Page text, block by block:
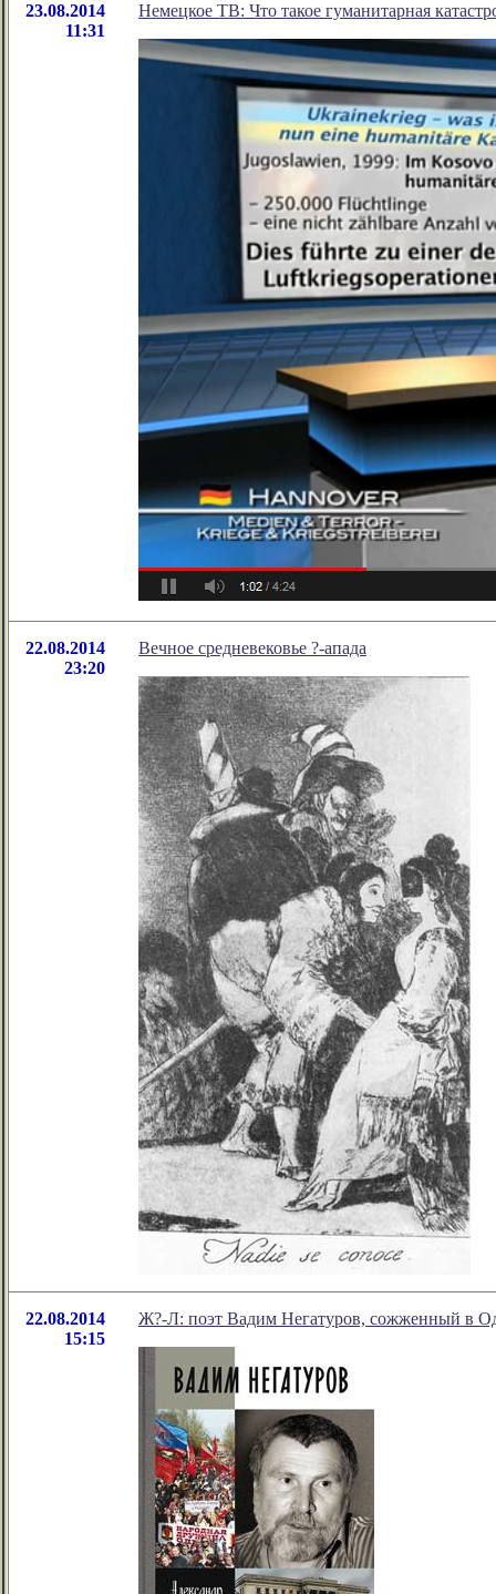
23.08.2014
11:31
Немецкое ТВ: Что такое гуманитарная
22.08.2014
23:20
Вечное средневековье ?-апада
22.08.2014
15:15
Ж?-Л: поэт Вадим Негатуров, сожженный в